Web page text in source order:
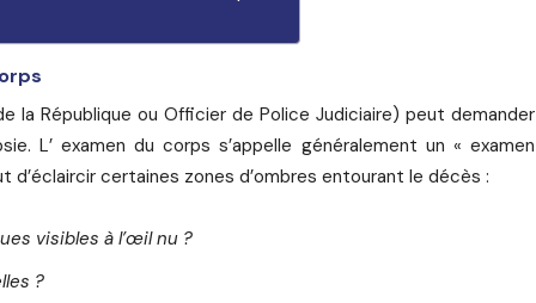
la République ou Officier de Police Judiciaire) peut demander
L’ examen du corps s’appelle généralement un « examen
d’éclaircir certaines zones d’ombres entourant le décès :
visibles à l’œil nu ?
?